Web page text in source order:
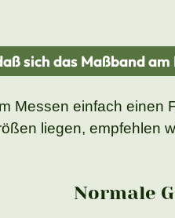
sich das Maßband
Messen einfach einen
liegen, empfehlen
Normale